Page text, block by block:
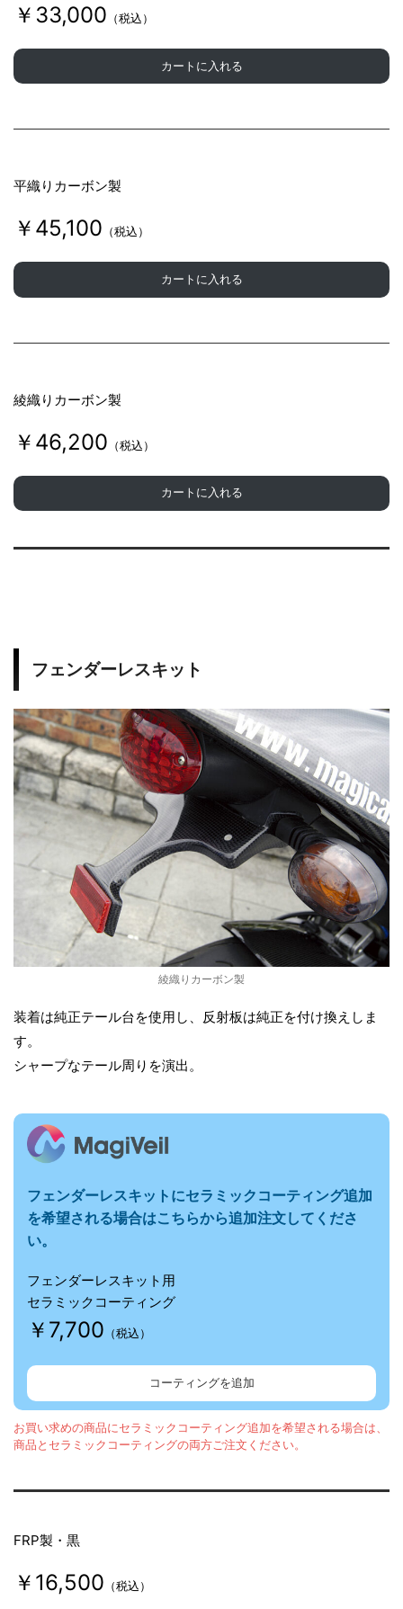
￥33,000 （税込）
カートに入れる
平織りカーボン製
￥45,100 （税込）
カートに入れる
綾織りカーボン製
￥46,200 （税込）
カートに入れる
フェンダーレスキット
綾織りカーボン製
装着は純正テール台を使用し、反射板は純正を付け換えしま
す。
シャープなテール周りを演出。
フェンダーレスキットにセラミックコーティング追加
を希望される場合はこちらから追加注文してくださ
い。
フェンダーレスキット用
セラミックコーティング
￥7,700 （税込）
コーティングを追加
お買い求めの商品にセラミックコーティング追加を希望される場合は、
商品とセラミックコーティングの両方ご注文ください。
FRP製・黒
￥16,500 （税込）